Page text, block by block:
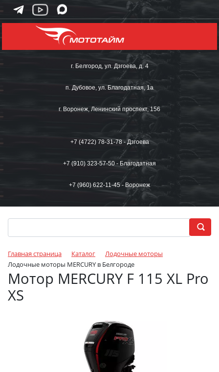
г. Белгород, ул. Дзгоева, д. 4
п. Дубовое, ул. Благодатная, 1а
г. Воронеж, Ленинский проспект, 156
+7 (4722) 78-31-78 - Дзгоева
+7 (910) 323-57-50 - Благодатная
+7 (960) 622-11-45 - Воронеж
Главная страница Каталог
Лодочные моторы
Лодочные моторы MERCURY в Белгороде
Мотор MERCURY F 115 XL Pro
XS